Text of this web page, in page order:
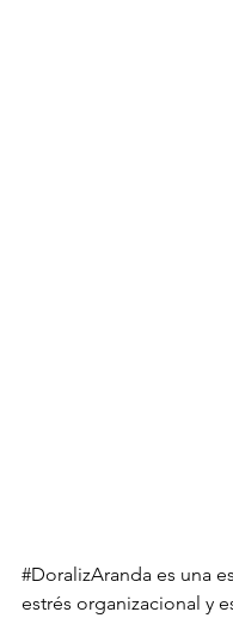
#DoralizAranda es una
estrés organizacional y